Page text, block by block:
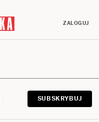
ZALOGUJ
SUBSKRYBUJ